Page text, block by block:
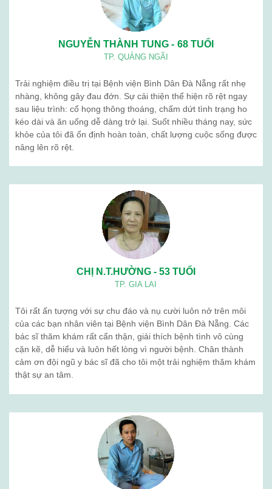
NGUYỄN THÀNH TUNG - 68 TUỔI
TP. QUẢNG NGÃI
Trải nghiệm điều trị tại Bệnh viện Bình Dân Đà Nẵng rất nhẹ
nhàng, không gây đau đớn. Sự cải thiện thể hiện rõ rệt ngay
sau liệu trình: cổ họng thông thoáng, chấm dứt tình trạng ho
kéo dài và ăn uống dễ dàng trở lại. Suốt nhiều tháng nay, sức
khỏe của tôi đã ổn định hoàn toàn, chất lượng cuộc sống được
nâng lên rõ rệt.
CHỊ N.T.HƯỜNG - 53 TUỔI
TP. GIA LAI
Tôi rất ấn tượng với sự chu đáo và nụ cười luôn nở trên môi
của các bạn nhân viên tại Bệnh viện Bình Dân Đà Nẵng. Các
bác sĩ thăm khám rất cẩn thận, giải thích bệnh tình vô cùng
cặn kẽ, dễ hiểu và luôn hết lòng vì người bệnh. Chân thành
cảm ơn đội ngũ y bác sĩ đã cho tôi một trải nghiệm thăm khám
thật sự an tâm.